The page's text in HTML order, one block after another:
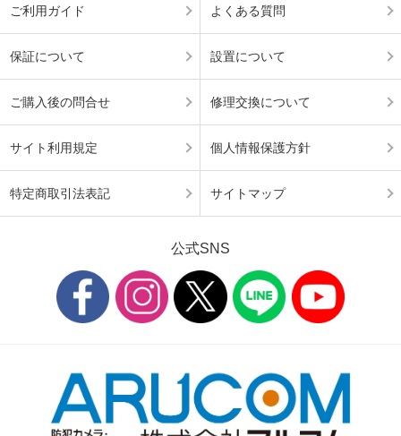
ご利用ガイド よくある質問
保証について 設置について
ご購入後の問合せ 修理交換について
サイト利用規定 個人情報保護方針
特定商取引法表記 サイトマップ
公式SNS